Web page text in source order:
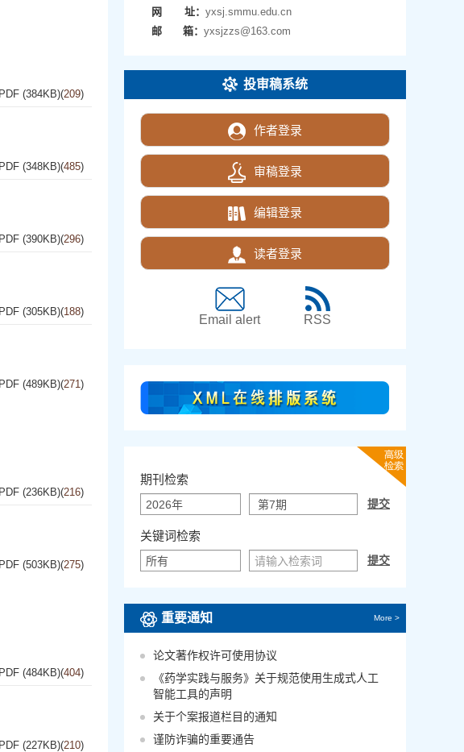
PDF (384KB)(209)
PDF (348KB)(485)
PDF (390KB)(296)
PDF (305KB)(188)
PDF (489KB)(271)
PDF (236KB)(216)
PDF (503KB)(275)
PDF (484KB)(404)
PDF (227KB)(210)
网 址：yxsj.smmu.edu.cn
邮 箱：yxsjzzs@163.com
投审稿系统
作者登录
审稿登录
编辑登录
读者登录
Email alert RSS
期刊检索
关键词检索
重要通知 More >
论文著作权许可使用协议
《药学实践与服务》关于规范使用生成式人工
智能工具的声明
关于个案报道栏目的通知
谨防诈骗的重要通告